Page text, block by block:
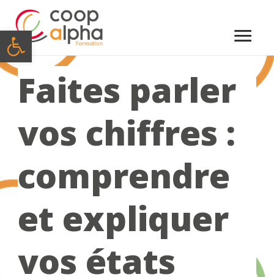
Ouvrir la barre d’outils
Menu
Faites parler
vos chiffres :
comprendre
et expliquer
vos états